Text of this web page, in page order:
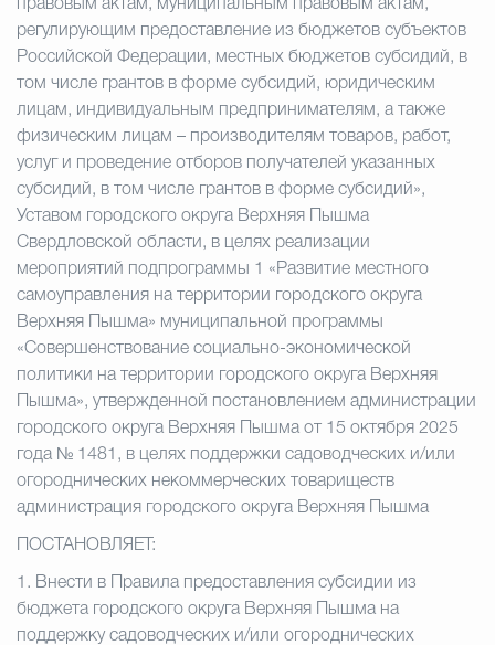
правовым актам, муниципальным правовым актам,
регулирующим предоставление из бюджетов субъектов
Российской Федерации, местных бюджетов субсидий, в
том числе грантов в форме субсидий, юридическим
лицам, индивидуальным предпринимателям, а также
физическим лицам – производителям товаров, работ,
услуг и проведение отборов получателей указанных
субсидий, в том числе грантов в форме субсидий»,
Уставом городского округа Верхняя Пышма
Свердловской области, в целях реализации
мероприятий подпрограммы 1 «Развитие местного
самоуправления на территории городского округа
Верхняя Пышма» муниципальной программы
«Совершенствование социально-экономической
политики на территории городского округа Верхняя
Пышма», утвержденной постановлением администрации
городского округа Верхняя Пышма от 15 октября 2025
года № 1481, в целях поддержки садоводческих и/или
огороднических некоммерческих товариществ
администрация городского округа Верхняя Пышма
ПОСТАНОВЛЯЕТ:
1. Внести в Правила предоставления субсидии из
бюджета городского округа Верхняя Пышма на
поддержку садоводческих и/или огороднических